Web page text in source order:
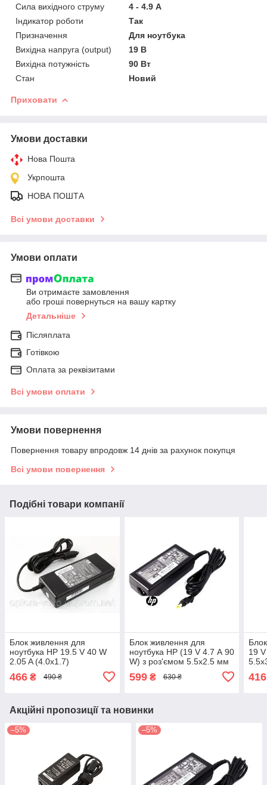
Сила вихідного струму
4 - 4.9 А
Індикатор роботи
Так
Призначення
Для ноутбука
Вихідна напруга (output)
19 В
Вихідна потужність
90 Вт
Стан
Новий
Приховати
Умови доставки
Нова Пошта
Укрпошта
НОВА ПОШТА
Всі умови доставки
Умови оплати
Ви отримаєте замовлення
або гроші повернуться на вашу картку
Детальніше
Післяплата
Готівкою
Оплата за реквізитами
Всі умови оплати
Умови повернення
Повернення товару впродовж 14 днів за рахунок покупця
Всі умови повернення
Подібні товари компанії
Блок живлення для
ноутбука HP 19.5 V 40 W
2.05 A (4.0x1.7)
466 ₴ 490 ₴
Блок живлення для
ноутбука HP (19 V 4.7 А 90
W) з роз'ємом 5.5х2.5 мм
599₴ 630 ₴
19
416
Акційні пропозиції та новинки
–5% –5%